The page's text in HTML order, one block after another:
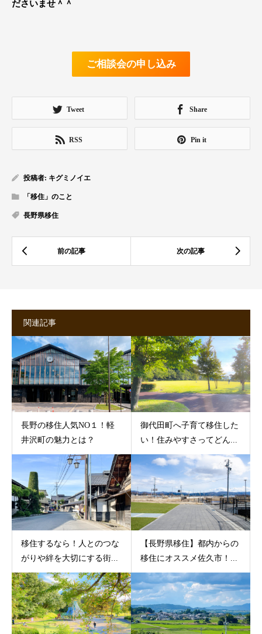
ださいませ＾＾
ご相談会の申し込み
Tweet Share
RSS Pin it
投稿者: キグミノイエ
「移住」のこと
長野県移住
関連記事
長野の移住人気NO１！軽
井沢町の魅力とは？
御代田町へ子育て移住した
い！住みやすさってどん...
移住するなら！人とのつな
がりや絆を大切にする街...
【長野県移住】都内からの
移住にオススメ佐久市！...